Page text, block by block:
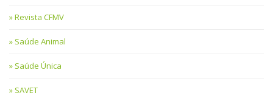
Revista CFMV
Saúde Animal
Saúde Única
SAVET